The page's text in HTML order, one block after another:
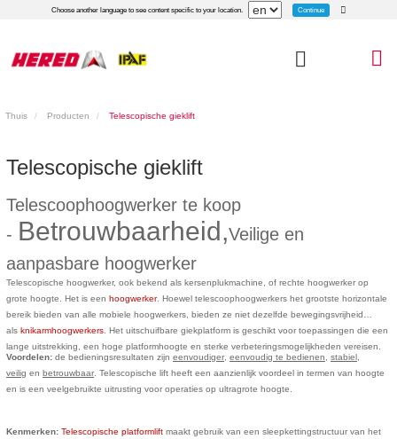
Choose another language to see content specific to your location. Continue
Thuis Producten Telescopische gieklift
Telescopische gieklift
Telescoophoogwerker te koop
- Betrouwbaarheid,Veilige en
aanpasbare hoogwerker
Telescopische hoogwerker, ook bekend als kersenplukmachine, of rechte hoogwerker op
grote hoogte. Het is een hoogwerker. Hoewel telescoophoogwerkers het grootste horizontale
bereik bieden van alle mobiele hoogwerkers, bieden ze niet dezelfde bewegingsvrijheid
als knikarmhoogwerkers . Het uitschuifbare giekplatform is geschikt voor toepassingen die een
lange uitstrekking, een hoge platformhoogte en sterke verbeteringsmogelijkheden vereisen.
Voordelen: de bedieningsresultaten zijn eenvoudiger eenvoudig te bedienen
stabiel,
veilig en betrouwbaar . Telescopische lift heeft een aanzienlijk voordeel in termen van hoogte
en is een veelgebruikte uitrusting voor operaties op ultragrote hoogte.
Kenmerken: Telescopische platformlift maakt gebruik van een sleepkettingstructuur van het